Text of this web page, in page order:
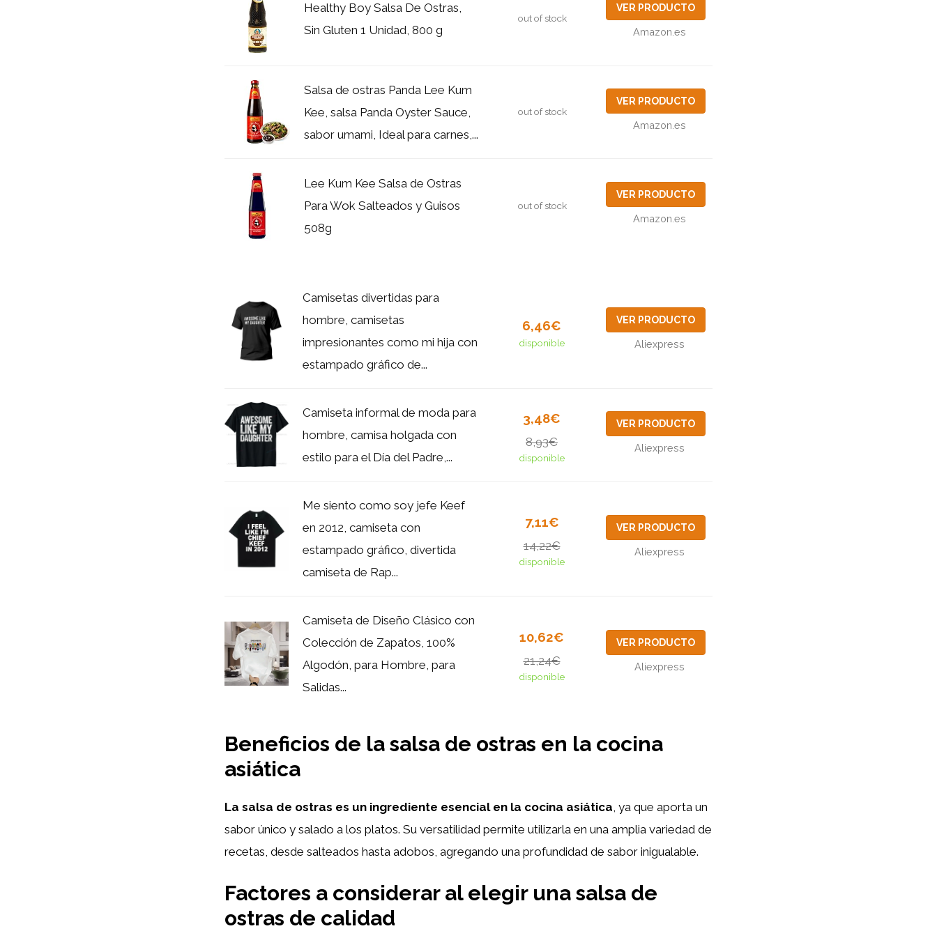
Healthy Boy Salsa De Ostras,
Sin Gluten 1 Unidad, 800 g
out of stock
VER PRODUCTO
Amazon.es
Salsa de ostras Panda Lee Kum
Kee, salsa Panda Oyster Sauce,
sabor umami, Ideal para carnes,...
out of stock
VER PRODUCTO
Amazon.es
Lee Kum Kee Salsa de Ostras
Para Wok Salteados y Guisos
508g
out of stock
VER PRODUCTO
Amazon.es
Camisetas divertidas para
hombre, camisetas
impresionantes como mi hija con
estampado gráfico de...
6,46€
disponible
VER PRODUCTO
Aliexpress
Camiseta informal de moda para
hombre, camisa holgada con
estilo para el Día del Padre,...
3,48€
8,93€
disponible
VER PRODUCTO
Aliexpress
Me siento como soy jefe Keef
en 2012, camiseta con
estampado gráfico, divertida
camiseta de Rap...
7,11€
14,22€
disponible
VER PRODUCTO
Aliexpress
Camiseta de Diseño Clásico con
Colección de Zapatos, 100%
Algodón, para Hombre, para
Salidas...
10,62€
21,24€
disponible
VER PRODUCTO
Aliexpress
Beneficios de la salsa de ostras en la cocina
asiática
La salsa de ostras es un ingrediente esencial en la cocina asiática, ya que aporta un
sabor único y salado a los platos. Su versatilidad permite utilizarla en una amplia variedad de
recetas, desde salteados hasta adobos, agregando una profundidad de sabor inigualable.
Factores a considerar al elegir una salsa de
ostras de calidad